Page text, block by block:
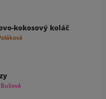
kokosový koláč